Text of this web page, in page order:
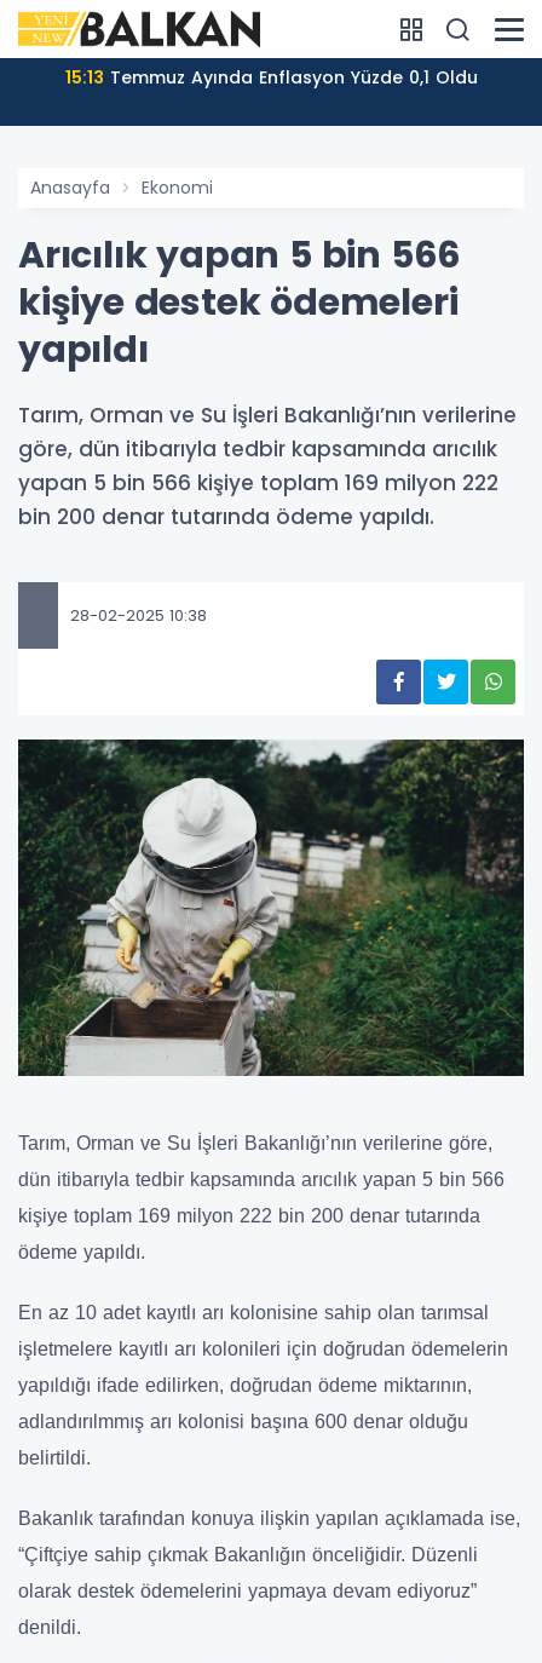
15:13 Temmuz Ayında Enflasyon Yüzde 0,1 Oldu
Anasayfa Ekonomi
Arıcılık yapan 5 bin 566
kişiye destek ödemeleri
yapıldı
Tarım, Orman ve Su İşleri Bakanlığı’nın verilerine
göre, dün itibarıyla tedbir kapsamında arıcılık
yapan 5 bin 566 kişiye toplam 169 milyon 222
bin 200 denar tutarında ödeme yapıldı.
28-02-2025 10:38
Tarım, Orman ve Su İşleri Bakanlığı’nın verilerine göre,
dün itibarıyla tedbir kapsamında arıcılık yapan 5 bin 566
kişiye toplam 169 milyon 222 bin 200 denar tutarında
ödeme yapıldı.
En az 10 adet kayıtlı arı kolonisine sahip olan tarımsal
işletmelere kayıtlı arı kolonileri için doğrudan ödemelerin
yapıldığı ifade edilirken, doğrudan ödeme miktarının,
adlandırılmmış arı kolonisi başına 600 denar olduğu
belirtildi.
Bakanlık tarafından konuya ilişkin yapılan açıklamada ise,
“Çiftçiye sahip çıkmak Bakanlığın önceliğidir. Düzenli
olarak destek ödemelerini yapmaya devam ediyoruz”
denildi.